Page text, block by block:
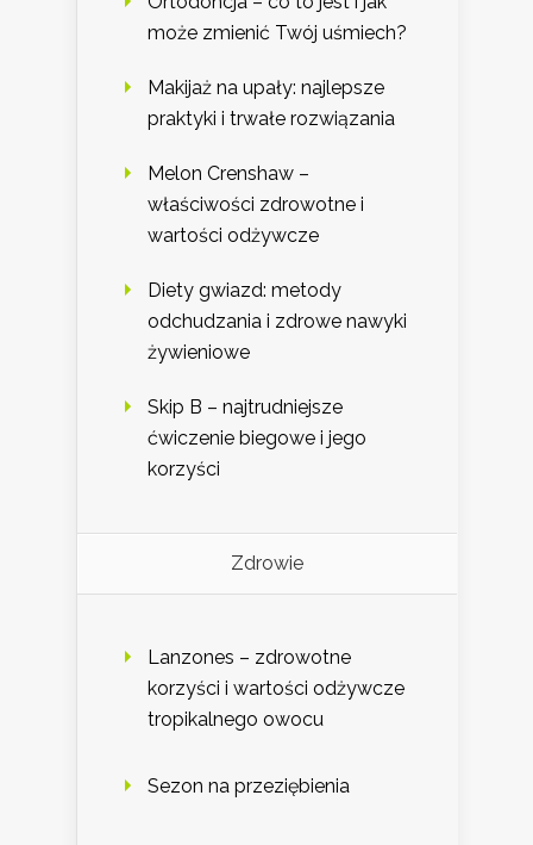
może zmienić Twój uśmiech?
Makijaż na upały: najlepsze
praktyki i trwałe rozwiązania
Melon Crenshaw –
właściwości zdrowotne i
wartości odżywcze
Diety gwiazd: metody
odchudzania i zdrowe nawyki
żywieniowe
Skip B – najtrudniejsze
ćwiczenie biegowe i jego
korzyści
Zdrowie
Lanzones – zdrowotne
korzyści i wartości odżywcze
tropikalnego owocu
Sezon na przeziębienia